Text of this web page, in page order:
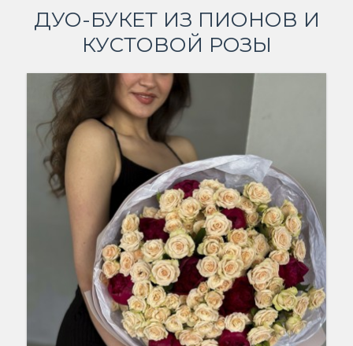
ДУО-БУКЕТ ИЗ ПИОНОВ И
КУСТОВОЙ РОЗЫ